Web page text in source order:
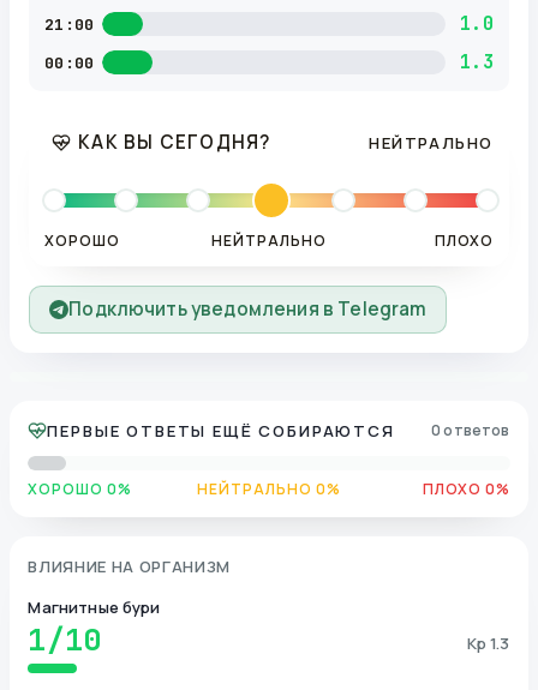
21:00 1.0
00:00 1.3
КАК ВЫ СЕГОДНЯ? НЕЙТРАЛЬНО
ХОРОШО НЕЙТРАЛЬНО ПЛОХО
Подключить уведомления в Telegram
ПЕРВЫЕ ОТВЕТЫ ЕЩЁ СОБИРАЮТСЯ 0 ответов
ХОРОШО 0% НЕЙТРАЛЬНО 0% ПЛОХО 0%
ВЛИЯНИЕ НА ОРГАНИЗМ
Магнитные бури
1/10 Kp 1.3